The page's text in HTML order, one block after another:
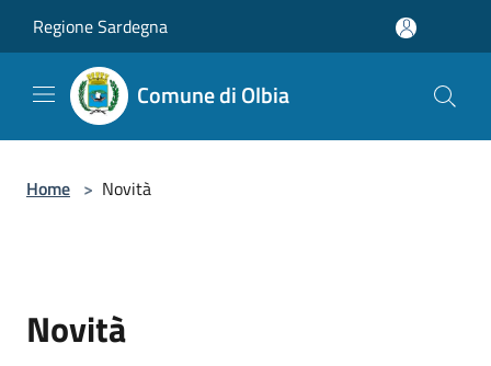
Regione Sardegna
Comune di Olbia
Home > Novità
Novità